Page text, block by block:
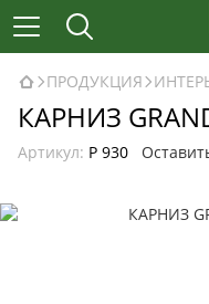
ПРОДУКЦИЯ
КАРНИЗ
Артикул: P 930